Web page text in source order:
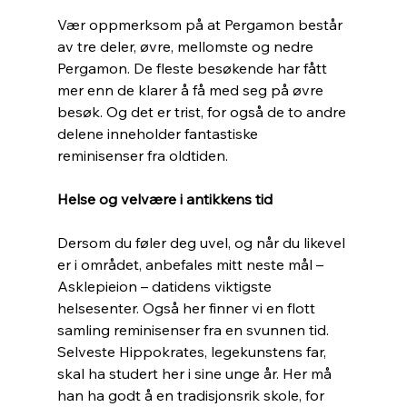
Vær oppmerksom på at Pergamon består
av tre deler, øvre, mellomste og nedre
Pergamon. De fleste besøkende har fått
mer enn de klarer å få med seg på øvre
besøk. Og det er trist, for også de to andre
delene inneholder fantastiske
reminisenser fra oldtiden.
Helse og velvære i antikkens tid
Dersom du føler deg uvel, og når du likevel
er i området, anbefales mitt neste mål –
Asklepieion – datidens viktigste
helsesenter. Også her finner vi en flott
samling reminisenser fra en svunnen tid.
Selveste Hippokrates, legekunstens far,
skal ha studert her i sine unge år. Her må
han ha godt å en tradisjonsrik skole, for